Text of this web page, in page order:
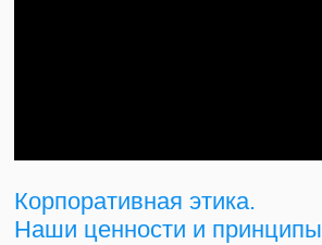
Корпоративная этика.
Наши ценности и принципы